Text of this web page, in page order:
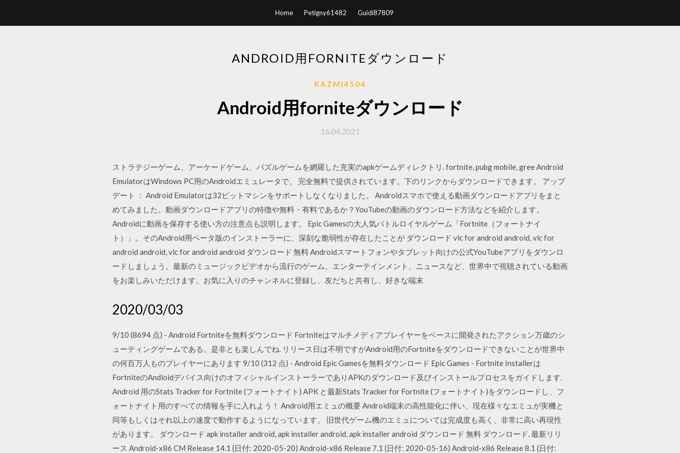
Home Petigny61482 Guidi87809
ANDROID用FORNITEダウンロード
KAZMI4504
Android用forniteダウンロード
16.04.2021
ストラテジーゲーム、アーケードゲーム、パズルゲームを網羅した充実のapkゲームディレクトリ. fortnite, pubg mobile, gree Android
EmulatorはWindows PC用のAndroidエミュレータで、 完全無料で提供されています。下のリンクからダウンロードできます。 アップ
デート ： Android Emulatorは32ビットマシンをサポートしなくなりました。 Androidスマホで使える動画ダウンロードアプリをまと
めてみました。動画ダウンロードアプリの特徴や無料・有料であるか？YouTubeの動画のダウンロード方法などを紹介します。
Androidに動画を保存する使い方の注意点も説明します。 Epic Gamesの大人気バトルロイヤルゲーム「Fortnite（フォートナイ
ト）」。そのAndroid用ベータ版のインストーラーに、深刻な脆弱性が存在したことが ダウンロード vlc for android android, vlc for
android android, vlc for android android ダウンロード 無料 Androidスマートフォンやタブレット向けの公式YouTubeアプリをダウンロ
ードしましょう。最新のミュージックビデオから流行のゲーム、エンターテインメント、ニュースなど、世界中で視聴されている動画
をお楽しみいただけます。お気に入りのチャンネルに登録し、友だちと共有し、好きな端末
2020/03/03
9/10 (8694 点) - Android Fortniteを無料ダウンロード Fortniteはマルチメディアプレイヤーをベースに開発されたアクション万歳のシ
ューティングゲームである。是非とも楽しんでね. リリース日は不明ですがAndroid用のFortniteをダウンロードできないことが世界中
の何百万人ものプレイヤーにあります 9/10 (312 点) - Android Epic Gamesを無料ダウンロード Epic Games - Fortnite Installerは
FortniteのAndloidデバイス向けのオフィシャルインストーラーでありAPKのダウンロード及びインストールプロセスをガイドします.
Android 用のStats Tracker for Fortnite (フォートナイト) APK と最新Stats Tracker for Fortnite (フォートナイト)をダウンロードし、フ
ォートナイト用のすべての情報を手に入れよう！ Android用エミュの概要 Android端末の高性能化に伴い、現在様々なエミュが実機と
同等もしくはそれ以上の速度で動作するようになっています。 旧世代ゲーム機のエミュについては完成度も高く、非常に高い再現性
があります。 ダウンロード apk installer android, apk installer android, apk installer android ダウンロード 無料 ダウンロード. 最新リリ
ース Android-x86 CM Release 14.1 (日付: 2020-05-20) Android-x86 Release 7.1 (日付: 2020-05-16) Android-x86 Release 8.1 (日付: